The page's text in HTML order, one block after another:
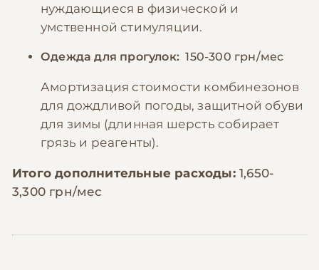
нуждающиеся в физической и
умственной стимуляции.
Одежда для прогулок: 150-300 грн/мес
Амортизация стоимости комбинезонов
для дождливой погоды, защитной обуви
для зимы (длинная шерсть собирает
грязь и реагенты).
Итого дополнительные расходы: 1,650-
3,300 грн/мес